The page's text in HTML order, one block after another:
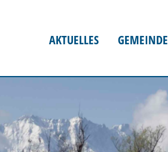
AKTUELLES GEMEINDE